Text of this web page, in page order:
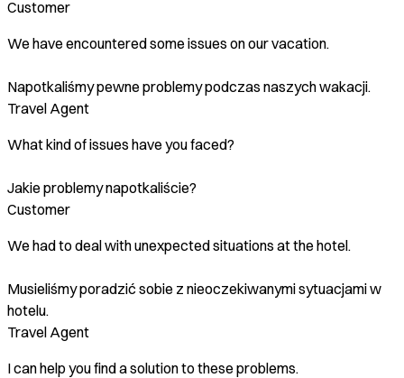
Customer
We have encountered some issues on our vacation.
Napotkaliśmy pewne problemy podczas naszych wakacji.
Travel Agent
What kind of issues have you faced?
Jakie problemy napotkaliście?
Customer
We had to deal with unexpected situations at the hotel.
Musieliśmy poradzić sobie z nieoczekiwanymi sytuacjami w
hotelu.
Travel Agent
I can help you find a solution to these problems.